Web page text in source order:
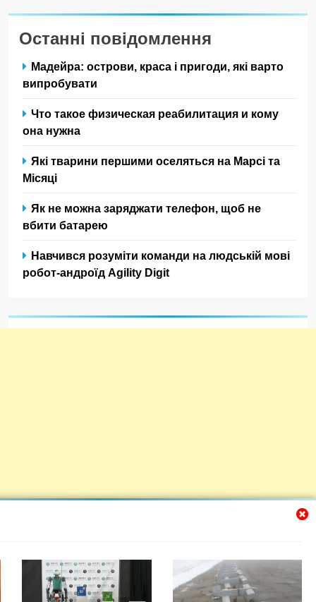
Останні повідомлення
Мадейра: острови, краса і пригоди, які варто
випробувати
Что такое физическая реабилитация и кому
она нужна
Які тварини першими оселяться на Марсі та
Місяці
Як не можна заряджати телефон, щоб не
вбити батарею
Навчився розуміти команди на людській мові
робот-андроїд Agility Digit